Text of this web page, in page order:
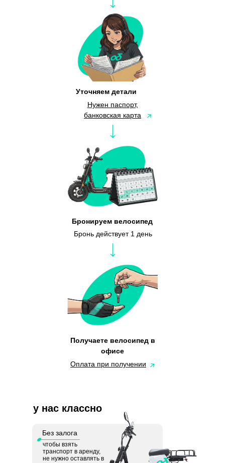
Получаете велосипед в
офисе
Оплата при получении
Уточняем детали
Нужен паспорт,
банковская карта
Бронируем велосипед
Бронь действует 1 день
чтобы взять
транспорт в аренду,
не нужно оставлять в
Без залога
у нас классно